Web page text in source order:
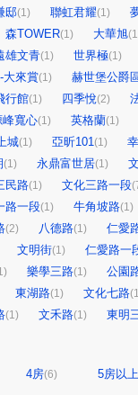
邸(1) 聯虹君耀(1)
森TOWER(1) 大華旭
雄文青(1) 世界極(1)
大來賞(1)
赫世堡公爵
行館(1) 四季悅(2)
峰寬心(1) 英格蘭(1)
城(1) 亞昕101(1)
(1) 永鼎富世居(1)
民路(1) 文化三路一段
路一段(1) 牛角坡路(1)
(2) 八德路(1)
仁愛
文明街(1)
仁愛路一
樂學三路(1)
公園
東湖路(1) 文化七路
(1) 文禾路(1) 東明
4房(6) 5房以上